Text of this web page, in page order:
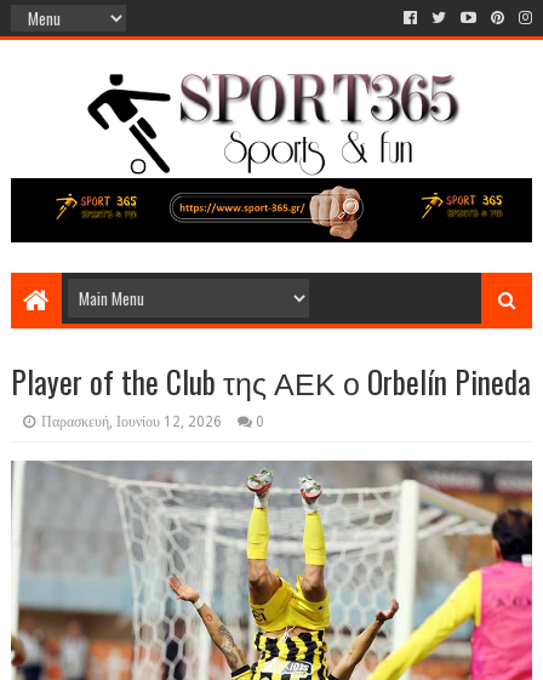
Player of the Club της ΑΕΚ ο Orbelín Pineda
Παρασκευή, Ιουνίου 12, 2026 0